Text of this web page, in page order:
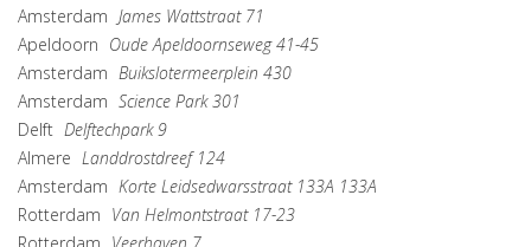
Amsterdam James Wattstraat 71
Apeldoorn Oude Apeldoornseweg 41-45
Amsterdam Buikslotermeerplein 430
Amsterdam Science Park 301
Delft Delftechpark 9
Almere Landdrostdreef 124
Amsterdam Korte Leidsedwarsstraat 133A 133A
Rotterdam Van Helmontstraat 17-23